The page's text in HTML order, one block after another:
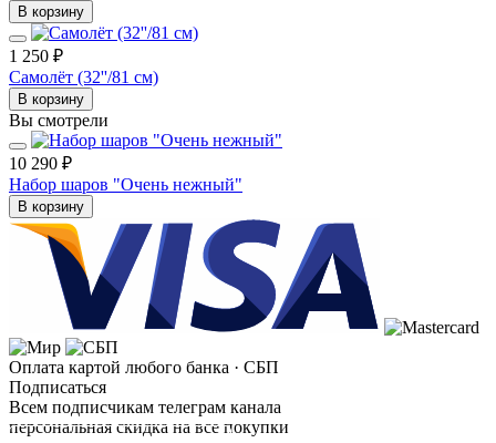
В корзину
1 250 ₽
Самолёт (32''/81 см)
В корзину
Вы смотрели
10 290 ₽
Набор шаров "Очень нежный"
В корзину
Оплата картой любого банка · СБП
Подписаться
Всем подписчикам телеграм канала
персональная скидка на все покупки